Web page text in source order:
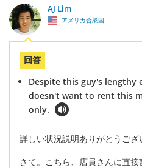
AJ Lim
アメリカ合衆国
回答
Despite this guy's
doesn't want to rent this
only.
詳しい状況説明ありがとうござ
さて。こちら、店員さんに直